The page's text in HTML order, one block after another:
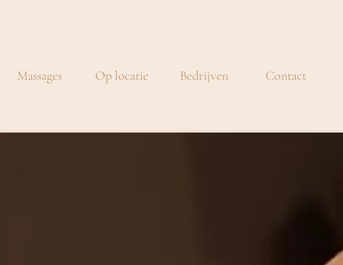
Massages Op locatie Bedrijven Contact